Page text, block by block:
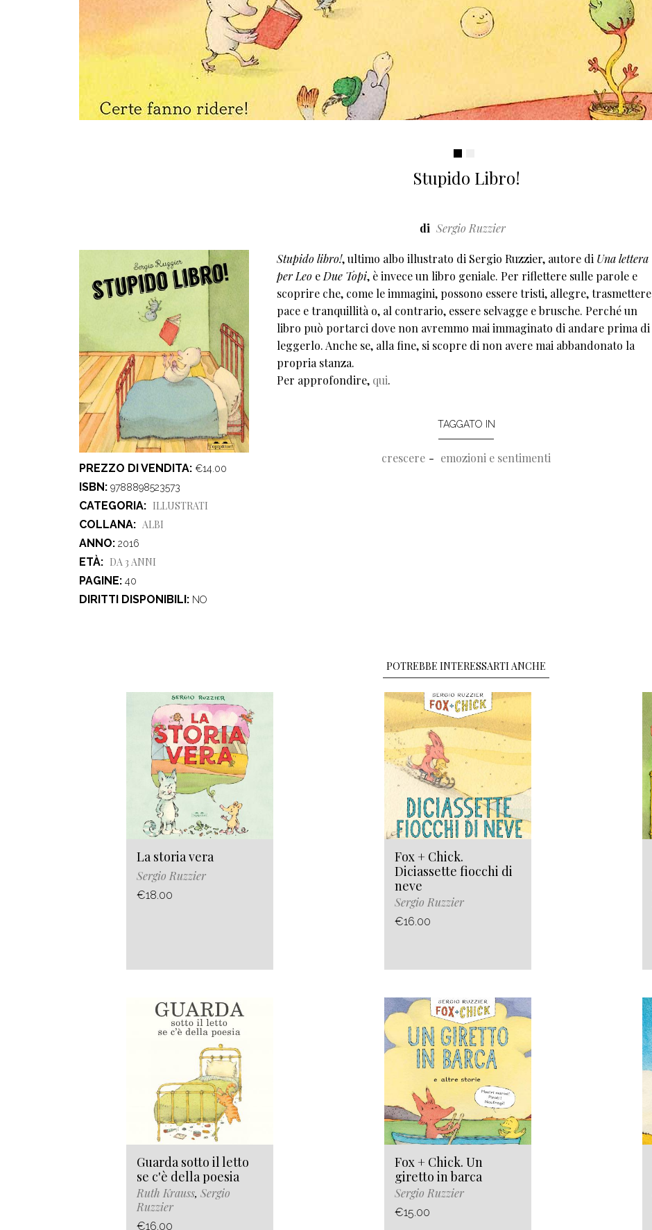
Stupido Libro!
di Sergio Ruzzier
PREZZO DI VENDITA €14.00
ISBN 9788898523573
CATEGORIA
ILLUSTRATI
COLLANA
ALBI
ANNO 2016
ETÀ
DA 3 ANNI
PAGINE 40
DIRITTI DISPONIBILI NO
Stupido libro!, ultimo albo illustrato di Sergio Ruzzier, autore di Una lettera
per Leo e Due Topi, è invece un libro geniale. Per riflettere sulle parole e
scoprire che, come le immagini, possono essere tristi, allegre, trasmettere
pace e tranquillità o, al contrario, essere selvagge e brusche. Perché un
libro può portarci dove non avremmo mai immaginato di andare prima di
leggerlo. Anche se, alla fine, si scopre di non avere mai abbandonato la
propria stanza.
Per approfondire, qui.
TAGGATO IN
crescere emozioni e sentimenti
POTREBBE INTERESSARTI ANCHE
La storia vera
Sergio Ruzzier
€18.00
Fox + Chick.
Diciassette fiocchi di
neve
Sergio Ruzzier
€16.00
Guarda sotto il letto
se c'è della poesia
Ruth Krauss, Sergio
Ruzzier
€16.00
Fox + Chick. Un
giretto in barca
Sergio Ruzzier
€15.00